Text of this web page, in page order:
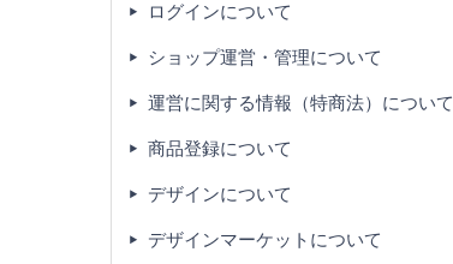
ログインについて
ショップ運営・管理について
運営に関する情報（特商法）について
商品登録について
デザインについて
デザインマーケットについて